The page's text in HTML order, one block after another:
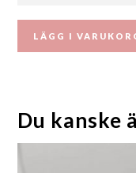
LÄGG I
Du kanske